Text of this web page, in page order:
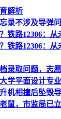
解析
录不涉及导弹
铁路12306：
铁路12306：
录取问题，志
学平面设计专
机相撞后坠毁
鼠，市监局已